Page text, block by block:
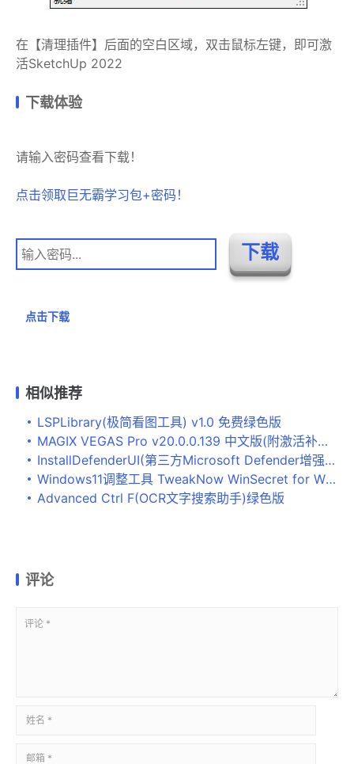
在【清理插件】后面的空白区域，双击鼠标左键，即可激
活SketchUp 2022
下载体验
请输入密码查看下载！
点击领取巨无霸学习包+密码！
点击下载
相似推荐
LSPLibrary(极简看图工具) v1.0 免费绿色版
MAGIX VEGAS Pro v20.0.0.139 中文版(附激活补丁+教程)
InstallDefenderUI(第三方Microsoft Defender增强工具) v1.0.5 安装免费版
Windows11调整工具 TweakNow WinSecret for Windows 11 V1.1.3 中文注册版
Advanced Ctrl F(OCR文字搜索助手)绿色版
评论